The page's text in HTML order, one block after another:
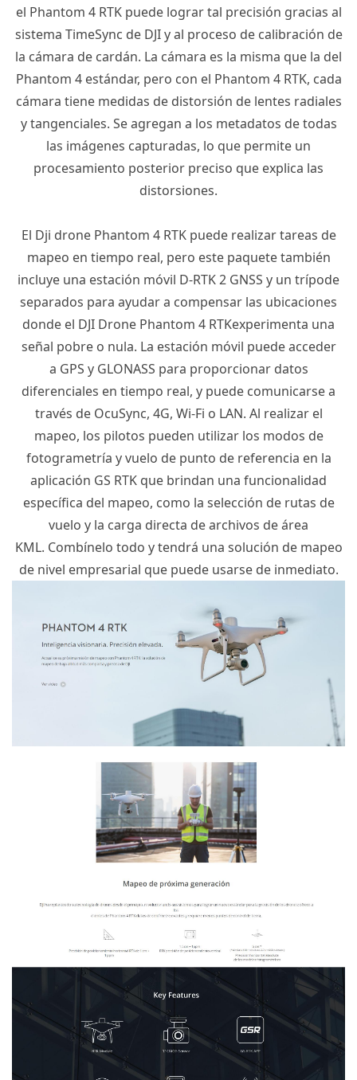
el Phantom 4 RTKpuede lograr tal precisión gracias al
sistema TimeSync de DJIy al proceso de calibración de
la cámara de cardán. La cámara es la misma que la del
Phantom 4 estándar, pero con el Phantom 4 RTK, cada
cámara tiene medidas de distorsión de lentes radiales
y tangenciales. Se agregan a los metadatos de todas
las imágenes capturadas, lo que permite un
procesamiento posterior preciso que explica las
distorsiones.
El Dji drone Phantom 4 RTKpuede realizar tareas de
mapeo en tiempo real, pero este paquete también
incluye una estación móvil D-RTK 2 GNSS y un trípode
separados para ayudar a compensar las ubicaciones
donde el DJI Drone Phantom 4 RTKexperimenta una
señal pobre o nula. La estación móvil puede acceder
a GPS y GLONASS para proporcionar datos
diferenciales en tiempo real, y puede comunicarse a
través de OcuSync, 4G, Wi-Fi o LAN. Al realizar el
mapeo, los pilotos pueden utilizar los modos de
fotogrametría y vuelo de punto de referencia en la
aplicación GS RTK que brindan una funcionalidad
específica del mapeo, como la selección de rutas de
vuelo y la carga directa de archivos de área
KML. Combínelo todo y tendrá una solución de mapeo
de nivel empresarial que puede usarse de inmediato.